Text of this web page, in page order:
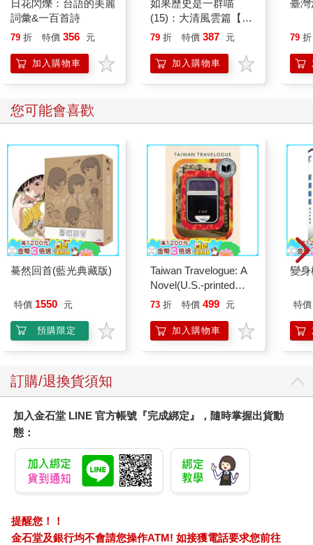
日花閃爍：台語的美麗
詞彙&一百首詩
79 折 特價 356 元
加入購物車
如果歷史是一群喵
(15)：大清風雲篇【萌
貓漫畫學歷史】
79 折 特價 387 元
加入購物車
臺
79 折
您可能會喜歡
驀然回首(藍光典藏版)
特價 1550 元
預購限定
Taiwan Travelogue: A
Novel(U.S.-printed
edition)
73 折 特價 499 元
加入購物車
變
特價
訂購/退換貨須知
加入金石堂 LINE 官方帳號『完成綁定』，隨時掌握出貨動
態：
提醒您！！
金石堂及銀行均不會請您操作ATM! 如接獲電話要求您前往